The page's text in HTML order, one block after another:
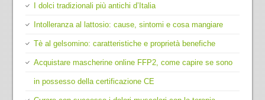
I dolci tradizionali più antichi d’Italia
Intolleranza al lattosio: cause, sintomi e cosa mangiare
Tè al gelsomino: caratteristiche e proprietà benefiche
Acquistare mascherine online FFP2, come capire se sono
in possesso della certificazione CE